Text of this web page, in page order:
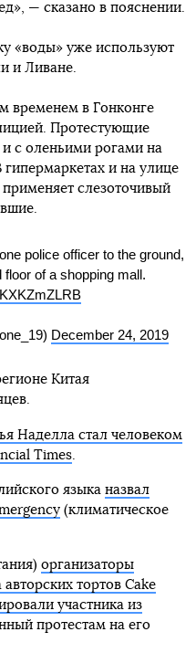
— сказано в пояснении.
«воды» уже используют
и Ливане.
временем в Гонконге
Протестующие
с оленьими рогами на
и на улице
слезоточивый
police officer to the ground,
of a shopping mall.
December 24, 2019
Китая
Наделла стал человеком
Times.
языка назвал
(климатическое
организаторы
тортов Cake
участника из
протестам на его